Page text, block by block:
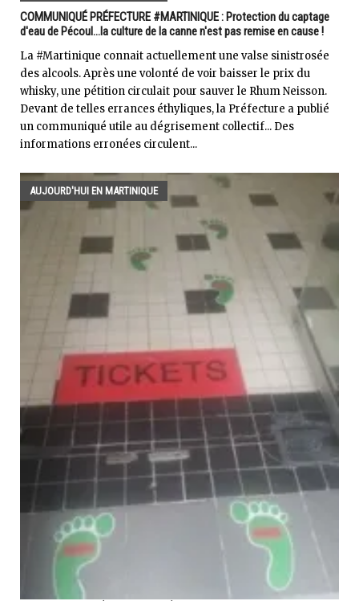
COMMUNIQUÉ PRÉFECTURE #MARTINIQUE : Protection du captage
d'eau de Pécoul...la culture de la canne n'est pas remise en cause !
La #Martinique connait actuellement une valse sinistrosée
des alcools. Après une volonté de voir baisser le prix du
whisky, une pétition circulait pour sauver le Rhum Neisson.
Devant de telles errances éthyliques, la Préfecture a publié
un communiqué utile au dégrisement collectif... Des
informations erronées circulent...
AUJOURD'HUI EN MARTINIQUE